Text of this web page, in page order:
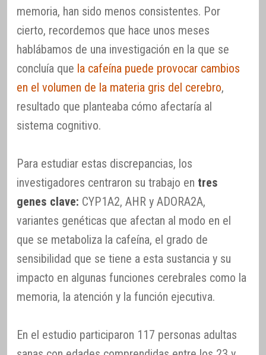
memoria, han sido menos consistentes. Por
cierto, recordemos que hace unos meses
hablábamos de una investigación en la que se
concluía que la cafeína puede provocar cambios
en el volumen de la materia gris del cerebro,
resultado que planteaba cómo afectaría al
sistema cognitivo.
Para estudiar estas discrepancias, los
investigadores centraron su trabajo en tres
genes clave: CYP1A2, AHR y ADORA2A,
variantes genéticas que afectan al modo en el
que se metaboliza la cafeína, el grado de
sensibilidad que se tiene a esta sustancia y su
impacto en algunas funciones cerebrales como la
memoria, la atención y la función ejecutiva.
En el estudio participaron 117 personas adultas